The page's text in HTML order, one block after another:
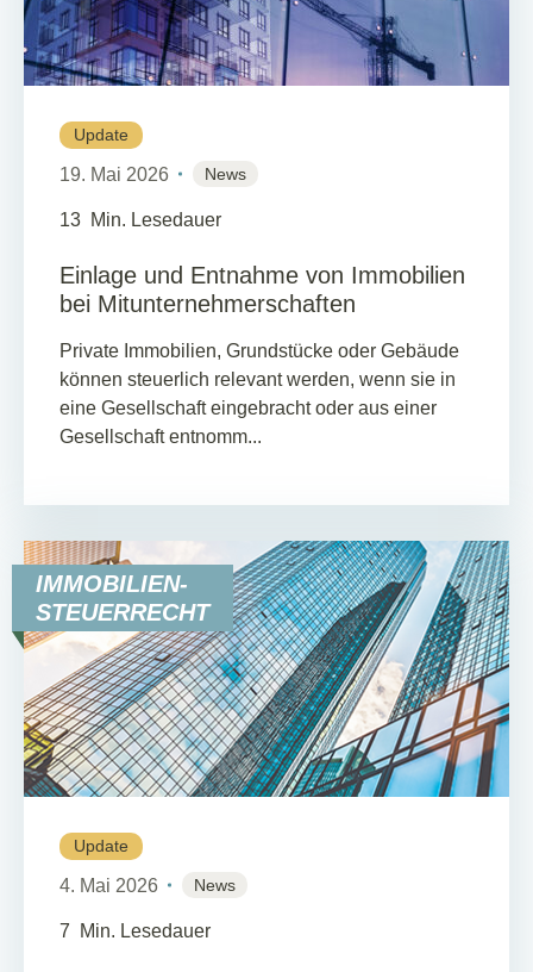
Update
19. Mai 2026 News
13 Min. Lesedauer
Einlage und Entnahme von Immobilien
bei Mitunternehmerschaften
Private Immobilien, Grundstücke oder Gebäude
können steuerlich relevant werden, wenn sie in
eine Gesellschaft eingebracht oder aus einer
Gesellschaft entnomm...
IMMOBILIEN-
STEUERRECHT
Update
4. Mai 2026 News
7 Min. Lesedauer